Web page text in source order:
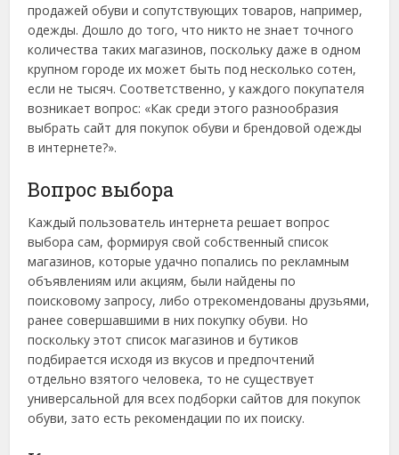
продажей обуви и сопутствующих товаров, например,
одежды.Дошло до того, что никто не знает точного
количества таких магазинов, поскольку даже в одном
крупном городе их может быть под несколько сотен,
если не тысяч. Соответственно, у каждого покупателя
возникает вопрос: «Как среди этого разнообразия
выбрать сайт для покупок обуви и брендовой одежды
в интернете?».
Вопрос выбора
Каждый пользователь интернета решает вопрос
выбора сам, формируя свой собственный список
магазинов, которые удачно попались по рекламным
объявлениям или акциям, были найдены по
поисковому запросу, либо отрекомендованы друзьями,
ранее совершавшими в них покупку обуви. Но
поскольку этот список магазинов и бутиков
подбирается исходя из вкусов и предпочтений
отдельно взятого человека, то не существует
универсальной для всех подборки сайтов для покупок
обуви, зато есть рекомендации по их поиску.